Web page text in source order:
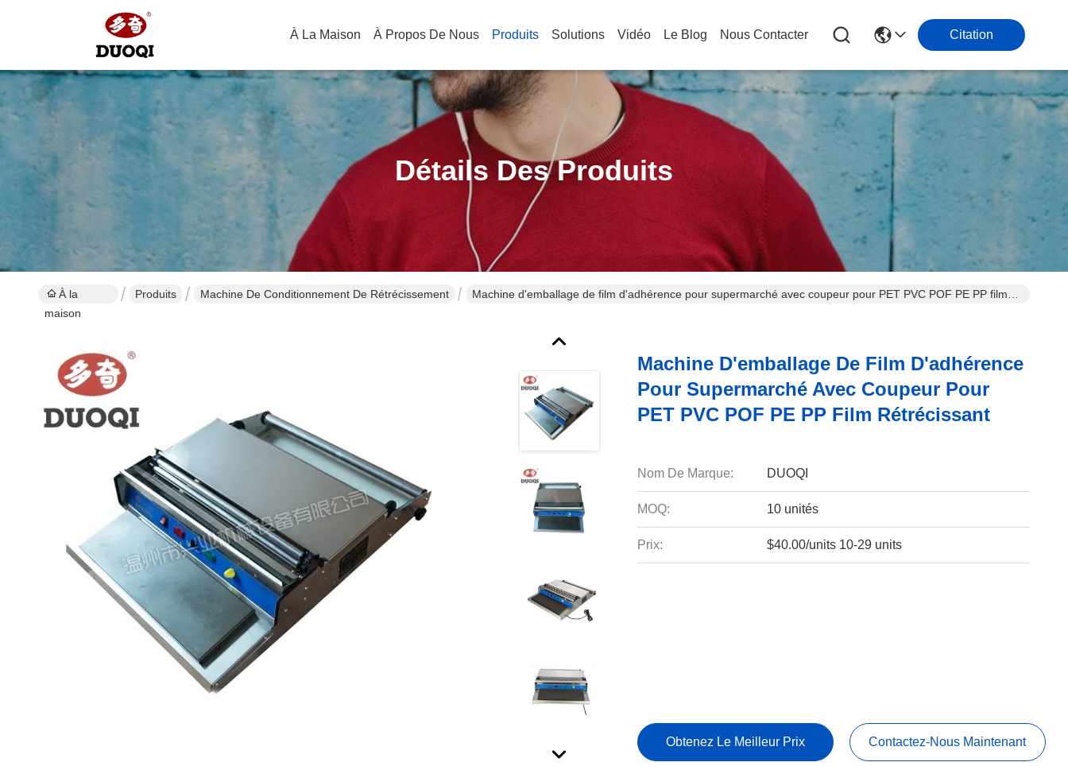
À La Maison À Propos De Nous Produits Solutions Vidéo Le Blog Nous Contacter Citation
Détails Des Produits
À la
maison
Produits Machine De Conditionnement De Rétrécissement
Machine d'emballage de film d'adhérence pour supermarché avec coupeur pour PET PVC POF PE PP film
Machine D'emballage De Film D'adhérence
Pour Supermarché Avec Coupeur Pour
PET PVC POF PE PP Film Rétrécissant
Nom De Marque: DUOQI
MOQ: 10 unités
Prix: $40.00/units 10-29 units
Obtenez Le Meilleur Prix Contactez-Nous Maintenant